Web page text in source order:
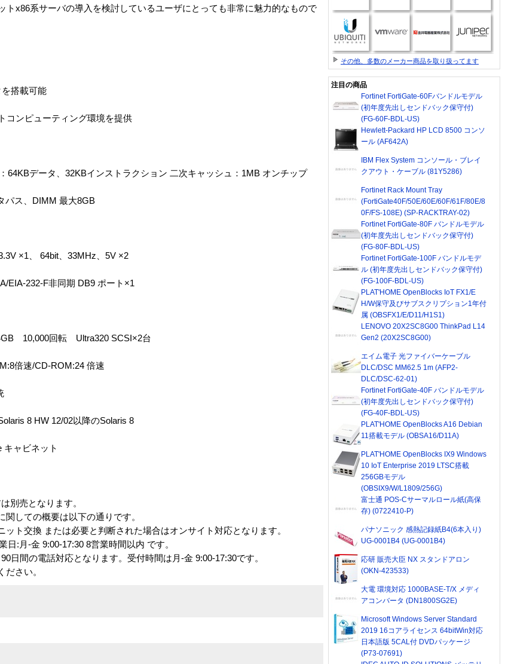
トx86系サーバの導入を検討しているユーザにとっても非常に魅力的なもので
を搭載可能
コンピューティング環境を提供
データ、32KBインストラクション 二次キャッシュ：1MB オンチップ
パス、DIMM 最大8GB
×1、 64bit、33MHz、5V ×2
EIA-232-F非同期 DB9 ポート×1
10,000回転 Ultra320 SCSI×2台
倍速/CD-ROM:24 倍速
8 HW 12/02以降のSolaris 8
ャビネット
別売となります。
関しての概要は以下の通りです。
ト交換 または必要と判断された場合はオンサイト対応となります。
:月-金 9:00-17:30 8営業時間以内 です。
日間の電話対応となります。受付時間は月-金 9:00-17:30です。
さい。
その他、多数のメーカー商品を取り扱ってます
注目の商品
Fortinet FortiGate-60Fバンドルモデル
(初年度先出しセンドバック保守付)
(FG-60F-BDL-US)
Hewlett-Packard HP LCD 8500 コンソ
ール (AF642A)
IBM Flex System コンソール・ブレイ
クアウト・ケーブル (81Y5286)
Fortinet Rack Mount Tray
(FortiGate40F/50E/60E/60F/61F/80E/8
0F/FS-108E) (SP-RACKTRAY-02)
Fortinet FortiGate-80F バンドルモデル
(初年度先出しセンドバック保守付)
(FG-80F-BDL-US)
Fortinet FortiGate-100F バンドルモデ
ル (初年度先出しセンドバック保守付)
(FG-100F-BDL-US)
PLAT'HOME OpenBlocks IoT FX1/E
H/W保守及びサブスクリプション1年付
属 (OBSFX1/E/D11/H1S1)
LENOVO 20X2SC8G00 ThinkPad L14
Gen2 (20X2SC8G00)
エイム電子 光ファイバーケーブル
DLC/DSC MM62.5 1m (AFP2-
DLC/DSC-62-01)
Fortinet FortiGate-40F バンドルモデル
(初年度先出しセンドバック保守付)
(FG-40F-BDL-US)
PLAT'HOME OpenBlocks A16 Debian
11搭載モデル (OBSA16/D11A)
PLAT'HOME OpenBlocks IX9 Windows
10 IoT Enterprise 2019 LTSC搭載
256GBモデル
(OBSIX9/W/L1809/256G)
富士通 POS-Cサーマルロール紙(高保
存) (0722410-P)
パナソニック 感熱記録紙B4(6本入り)
UG-0001B4 (UG-0001B4)
応研 販売大臣 NX スタンドアロン
(OKN-423533)
大電 環境対応 1000BASE-T/X メディ
アコンバータ (DN1800SG2E)
Microsoft Windows Server Standard
2019 16コアライセンス 64bitWin対応
日本語版 5CAL付 DVDパッケージ
(P73-07691)